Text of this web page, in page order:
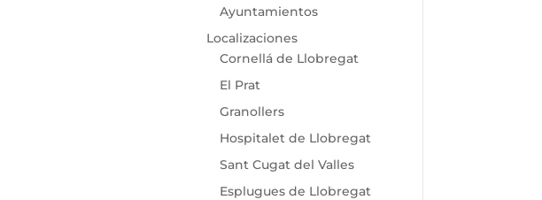
Ayuntamientos
Localizaciones
Cornellá de Llobregat
El Prat
Granollers
Hospitalet de Llobregat
Sant Cugat del Valles
Esplugues de Llobregat